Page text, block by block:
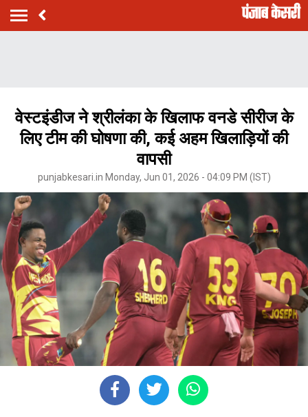
वेस्टइंडीज ने श्रीलंका के खिलाफ वनडे सीरीज के
लिए टीम की घोषणा की, कई अहम खिलाड़ियों की
वापसी
punjabkesari.in Monday, Jun 01, 2026 - 04:09 PM (IST)